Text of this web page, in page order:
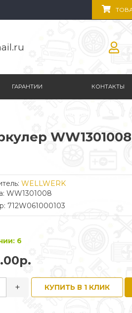
ГАРАНТИИ КОНТАКТЫ
WW1301008
WELLWERK
WW1301008
712W061000103
6
+ КУПИТЬ В 1 КЛИК